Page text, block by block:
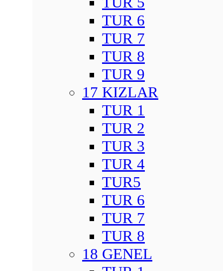
TUR 6
TUR 7
TUR 8
TUR 9
17 KIZLAR
TUR 1
TUR 2
TUR 3
TUR 4
TUR5
TUR 6
TUR 7
TUR 8
18 GENEL